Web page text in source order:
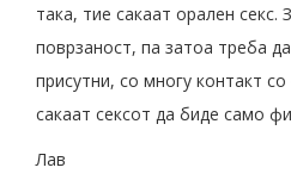
така, тие сакаат орален секс.
поврзаност, па затоа треба
присутни, со многу контакт
сакаат сексот да биде само
Лав